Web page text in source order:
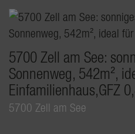
5700 Zell am See:
Sonnenweg, 542m²,
Einfamilienhaus,GFZ
5700 Zell am See